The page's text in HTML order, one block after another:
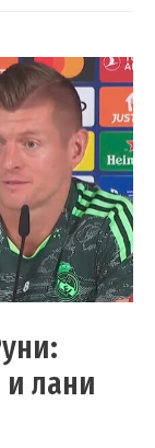
лани